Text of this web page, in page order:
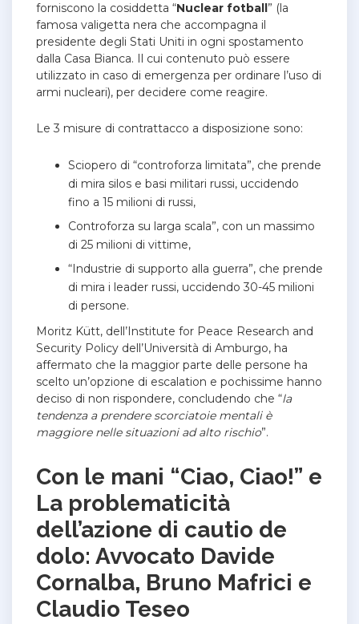
forniscono la cosiddetta “Nuclear fotball” (la
famosa valigetta nera che accompagna il
presidente degli Stati Uniti in ogni spostamento
dalla Casa Bianca. Il cui contenuto può essere
utilizzato in caso di emergenza per ordinare l’uso di
armi nucleari), per decidere come reagire.
Le 3 misure di contrattacco a disposizione sono:
Sciopero di “controforza limitata”, che prende
di mira silos e basi militari russi, uccidendo
fino a 15 milioni di russi,
Controforza su larga scala”, con un massimo
di 25 milioni di vittime,
“Industrie di supporto alla guerra”, che prende
di mira i leader russi, uccidendo 30-45 milioni
di persone.
Moritz Kütt, dell’Institute for Peace Research and
Security Policy dell’Università di Amburgo, ha
affermato che la maggior parte delle persone ha
scelto un’opzione di escalation e pochissime hanno
deciso di non rispondere, concludendo che “la
tendenza a prendere scorciatoie mentali è
maggiore nelle situazioni ad alto rischio”.
Con le mani “Ciao, Ciao!” e
La problematicità
dell’azione di cautio de
dolo: Avvocato Davide
Cornalba, Bruno Mafrici e
Claudio Teseo